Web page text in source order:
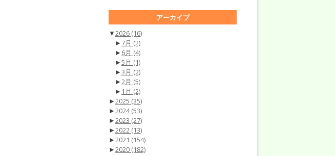
アーカイブ
▼2026 (16)
► 7月 (2)
► 6月 (4)
►5月 (1)
►3月 (2)
►2月 (5)
► 1月 (2)
►2025 (35)
►2024(53)
►2023 (27)
►2022 (13)
►2021 (154)
►2020 (182)